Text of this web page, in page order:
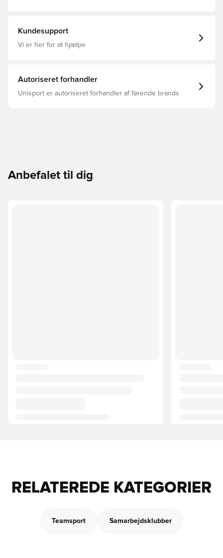
Kundesupport
Vi er her for at hjælpe
Autoriseret forhandler
Unisport er autoriseret forhandler af førende brands
Anbefalet til dig
RELATEREDE KATEGORIER
Teamsport Samarbejdsklubber